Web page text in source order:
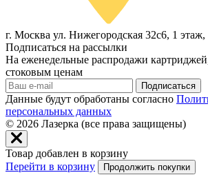
г. Москва ул. Нижегородская 32с6, 1
Подписаться на рассылки
На еженедельные распродажи
стоковым ценам
Подписаться
Данные будут обработаны согласно
персональных данных
© 2026 Лазерка (все права защищены)
Товар добавлен в корзину
Перейти в корзину
Продолжить покупки